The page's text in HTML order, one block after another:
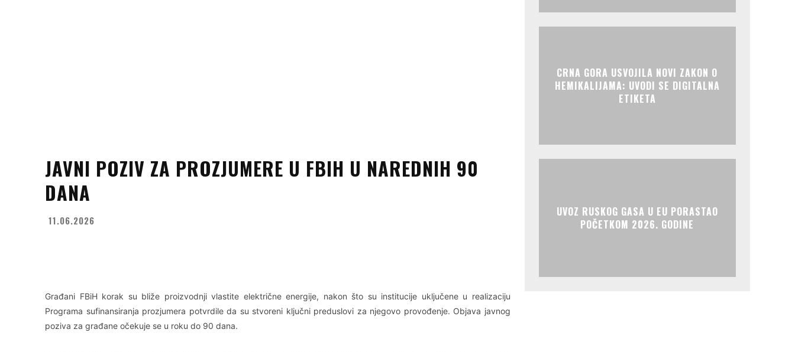
JAVNI POZIV ZA PROZJUMERE U FBIH U NAREDNIH 90
DANA
11.06.2026
Građani FBiH korak su bliže proizvodnji vlastite električne energije, nakon što su institucije uključene u realizaciju
Programa sufinansiranja prozjumera potvrdile da su stvoreni ključni preduslovi za njegovo provođenje. Objava javnog
poziva za građane očekuje se u roku do 90 dana.
CRNA GORA USVOJILA NOVI ZAKON O
HEMIKALIJAMA: UVODI SE DIGITALNA
ETIKETA
UVOZ RUSKOG GASA U EU PORASTAO
POČETKOM 2026. GODINE